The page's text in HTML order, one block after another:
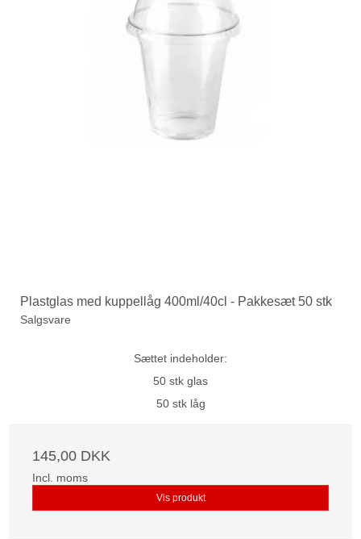
Plastglas med kuppellåg 400ml/40cl - Pakkesæt 50 stk
Salgsvare
Sættet indeholder:
50 stk glas
50 stk låg
145,00 DKK
Incl. moms
Vis produkt